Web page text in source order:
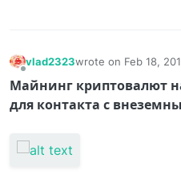
vlad2323wrote on Feb 18,
last edited by
Майнинг криптовалют
для контакта с